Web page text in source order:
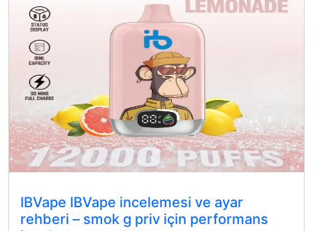
IBVape IBVape incelemesi ve ayar
rehberi – smok g priv için performans